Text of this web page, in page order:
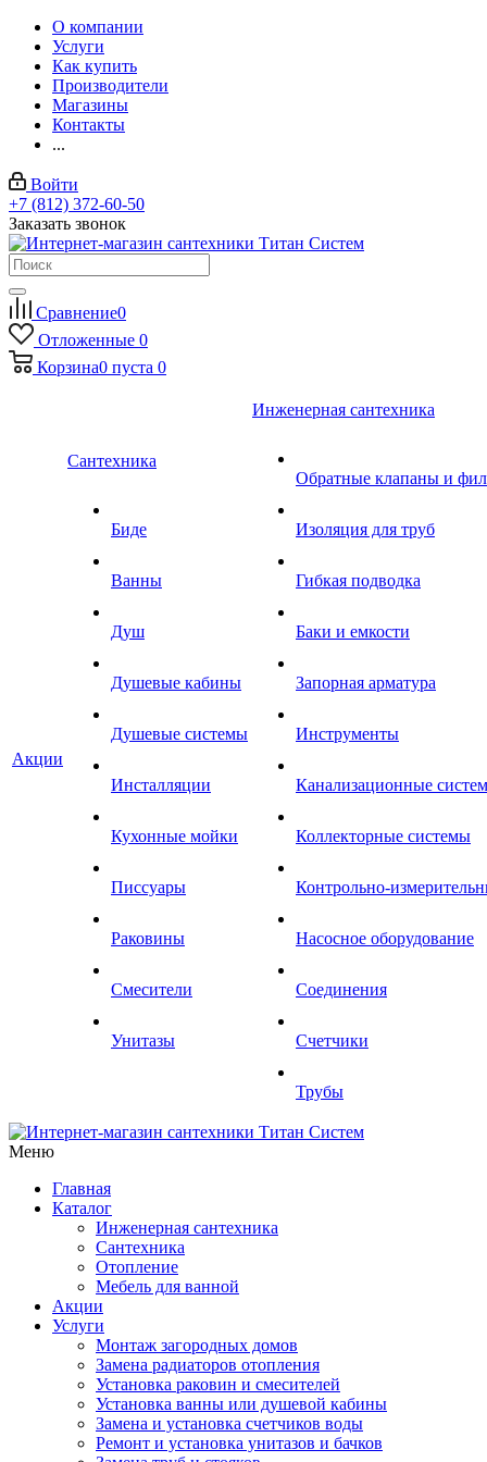
О компании
Услуги
Как купить
Производители
Магазины
Контакты
...
Войти
+7 (812) 372-60-50
Заказать звонок
Сравнение0
Отложенные 0
Корзина0 пуста 0
Акции
Сантехника
Биде
Ванны
Душ
Душевые кабины
Душевые системы
Инсталляции
Кухонные мойки
Писсуары
Раковины
Смесители
Унитазы
Инженерная сантехника
Обратные клапаны и
Изоляция для труб
Гибкая подводка
Баки и емкости
Запорная арматура
Инструменты
Канализационные
Коллекторные системы
Контрольно-
Насосное оборудование
Соединения
Счетчики
Трубы
Меню
Главная
Каталог
Инженерная сантехника
Сантехника
Отопление
Мебель для ванной
Акции
Услуги
Монтаж загородных домов
Замена радиаторов отопления
Установка раковин и смесителей
Установка ванны или душевой кабины
Замена и установка счетчиков воды
Ремонт и установка унитазов и бачков